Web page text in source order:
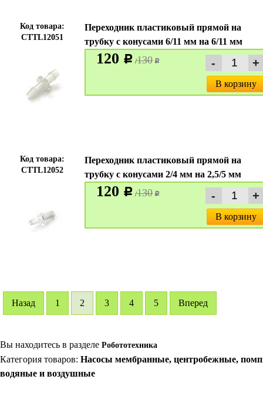
Код товара:
CTTL12051
Переходник пластиковый прямой на
трубку с конусами 6/11 мм на 6/11 мм
120 c /130 c
В корзину
Код товара:
CTTL12052
Переходник пластиковый прямой на
трубку с конусами 2/4 мм на 2,5/5 мм
120 c /130 c
В корзину
Hазад 1 2 3 4 5 Вперед
Вы находитесь в разделе Робототехника
Категория товаров: Насосы мембранные, центробежные,
водяные и воздушные